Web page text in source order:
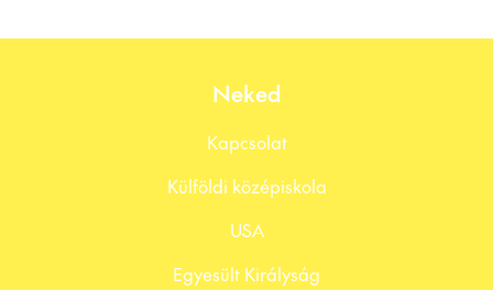
Neked
Kapcsolat
Külföldi középiskola
USA
Egyesült Királyság